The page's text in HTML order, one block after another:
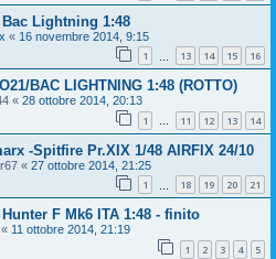
Lightning 1:48
« 16 novembre 2014, 9:15
1 13 14 15 16
BAC LIGHTNING 1:48 (ROTTO)
« 28 ottobre 2014, 20:13
1 … 11 12 13 14
-Spitfire Pr.XIX 1/48 AIRFIX 24/10
« 27 ottobre 2014, 21:25
1 18 19 20 21
F Mk6 ITA 1:48 - finito
« 11 ottobre 2014, 21:19
1 2 3 4 5